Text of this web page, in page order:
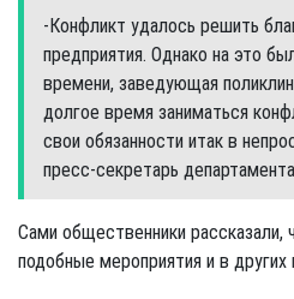
-Конфликт удалось решить
предприятия. Однако на это
времени, заведующая
долгое время заниматься
свои обязанности итак в
пресс-секретарь
Сами общественники рассказали,
подобные мероприятия и в других